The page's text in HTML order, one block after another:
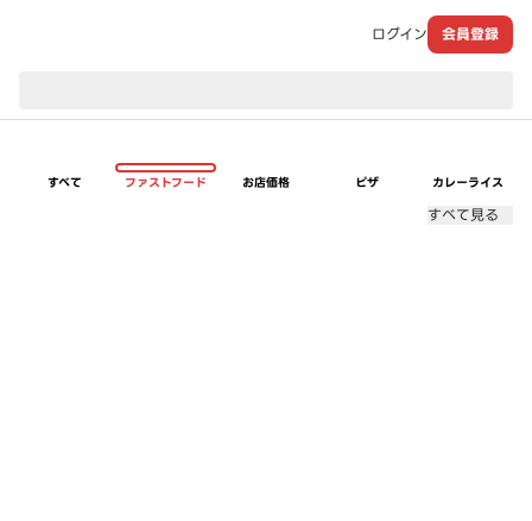
ログイン 会員登録
すべて ファストフード お店価格 ピザ カレーライス
すべて見る